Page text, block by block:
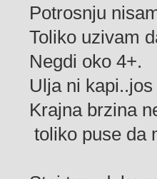
Potrosnju
Toliko uzivam
Negdi oko 4+.
Ulja ni kapi..jos
Krajna brzina
toliko puse da